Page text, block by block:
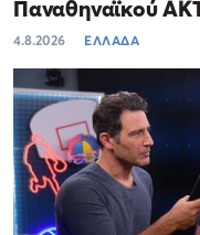
Παναθηναϊκού
4.8.2026 ΕΛΛΑΔΑ